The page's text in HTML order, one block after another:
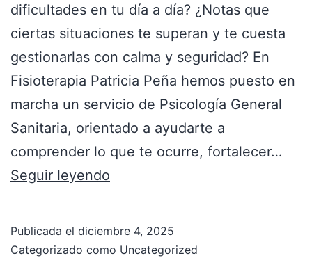
dificultades en tu día a día? ¿Notas que
ciertas situaciones te superan y te cuesta
gestionarlas con calma y seguridad? En
Fisioterapia Patricia Peña hemos puesto en
marcha un servicio de Psicología General
Sanitaria, orientado a ayudarte a
comprender lo que te ocurre, fortalecer…
Seguir leyendo
Publicada el diciembre 4, 2025
Categorizado como Uncategorized